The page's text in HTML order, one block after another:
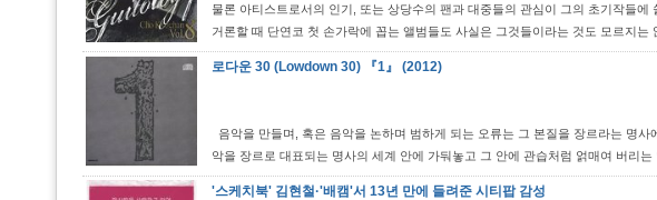
물론 아티스트로서의 인기, 또는 상당수의 팬과 대중들의 관심이 그의 초기작들
거론할 때 단연코 첫 손가락에 꼽는 앨범들도 사실은 그것들이라는 것도 모르지는
로다운 30 (Lowdown 30) 『1』 (2012)
음악을 만들며, 혹은 음악을 논하며 범하게 되는 오류는 그 본질을 장르라는 명
악을 장르로 대표되는 명사의 세계 안에 가둬놓고 그 안에 관습처럼 얽매여 버리는
'스케치북' 김현철·'배캠'서 13년 만에 들려준 시티팝 감성